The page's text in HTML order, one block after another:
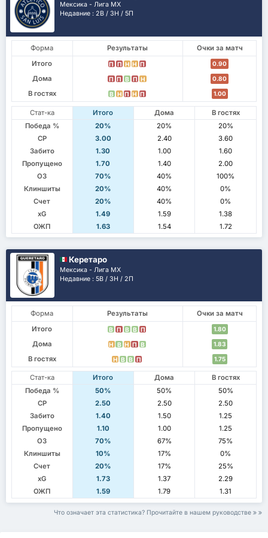
Мексика - Лига МХ
Недавние : 2В / 3Н / 5П
Форма Результаты
Очки за матч
Итого
П П Н Н П 0.90
Дома П П В П Н 0.80
В гостях В Н П Н П 1.00
Стат-ка Итого Дома
В гостях
Победа %
20% 20%
20%
СР
3.00 2.40
3.60
Забито
1.30 1.00
1.60
Пропущено
1.70 1.40
2.00
ОЗ
70% 40%
100%
Клиншиты
20% 40%
0%
Счет
20% 40%
0%
xG
1.49 1.59
1.38
ОЖП
1.63 1.54 1.72
Керетаро
Мексика - Лига МХ
Недавние : 5В / 3Н / 2П
Форма Результаты
Очки за матч
Итого
В П В В П 1.80
Дома Н В Н П В 1.83
В гостях Н В В П 1.75
Стат-ка Итого Дома
В гостях
Победа %
50% 50%
50%
СР
2.50 2.50
2.50
Забито
1.40 1.50
1.25
Пропущено
1.10 1.00
1.25
ОЗ
70% 67%
75%
Клиншиты
10% 17%
0%
Счет
20% 17%
25%
xG
1.73 1.37
2.29
ОЖП
1.59 1.79 1.31
Что означает эта статистика? Прочитайте в нашем руководстве